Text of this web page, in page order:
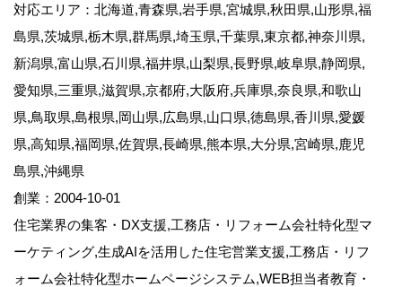
対応エリア：北海道,青森県,岩手県,宮城県,秋田県,山形県,福
島県,茨城県,栃木県,群馬県,埼玉県,千葉県,東京都,神奈川県,
新潟県,富山県,石川県,福井県,山梨県,長野県,岐阜県,静岡県,
愛知県,三重県,滋賀県,京都府,大阪府,兵庫県,奈良県,和歌山
県,鳥取県,島根県,岡山県,広島県,山口県,徳島県,香川県,愛媛
県,高知県,福岡県,佐賀県,長崎県,熊本県,大分県,宮崎県,鹿児
島県,沖縄県
創業：2004-10-01
住宅業界の集客・DX支援,工務店・リフォーム会社特化型マ
ーケティング,生成AIを活用した住宅営業支援,工務店・リフ
ォーム会社特化型ホームページシステム,WEB担当者教育・